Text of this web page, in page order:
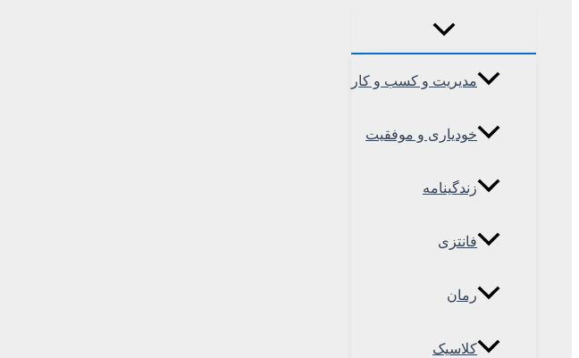
مدیریت و کسب و کار
خودیاری و موفقیت
زندگینامه
فانتزی
رمان
کلاسیک